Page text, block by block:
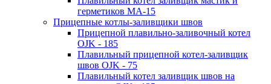
герметиков МА-15
Прицепные котлы-заливщики швов
Прицепной плавильно-заливочный котел
OJK - 185
Плавильный прицепной котел-заливщик
швов OJK - 75
Плавильный котел заливщик швов на